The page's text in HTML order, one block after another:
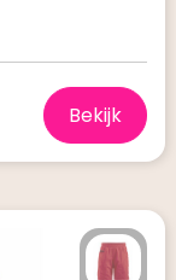
Bekijk